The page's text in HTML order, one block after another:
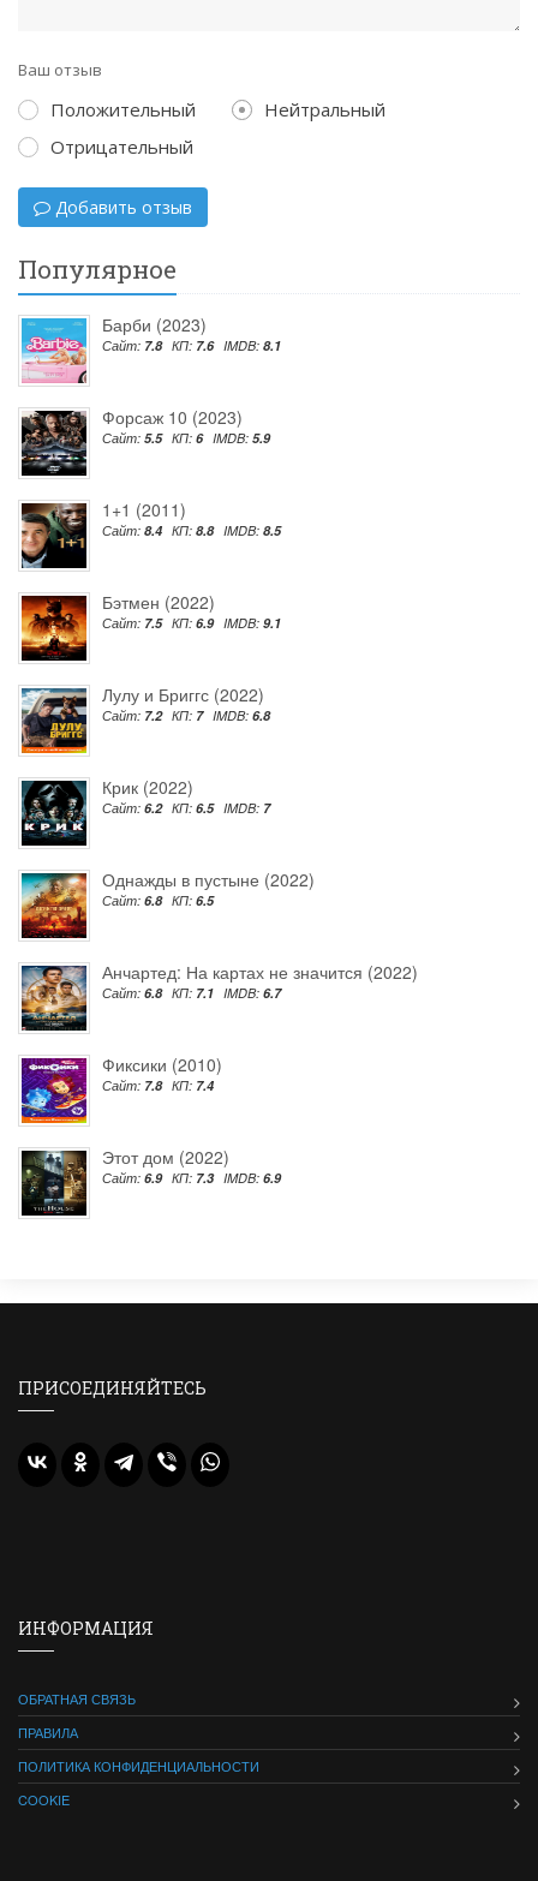
Ваш отзыв
Положительный
Нейтральный
Отрицательный
Добавить отзыв
Популярное
Барби (2023)
Сайт: 7.8 КП: 7.6 IMDB: 8.1
Форсаж 10 (2023)
Сайт: 5.5 КП: 6 IMDB: 5.9
1+1 (2011)
Сайт: 8.4 КП: 8.8 IMDB: 8.5
Бэтмен (2022)
Сайт: 7.5 КП: 6.9 IMDB: 9.1
Лулу и Бриггс (2022)
Сайт: 7.2 КП: 7 IMDB: 6.8
Крик (2022)
Сайт: 6.2 КП: 6.5 IMDB: 7
Однажды в пустыне (2022)
Сайт: 6.8 КП: 6.5
Анчартед: На картах не значится (2022)
Сайт: 6.8 КП: 7.1 IMDB: 6.7
Фиксики (2010)
Сайт: 7.8 КП: 7.4
Этот дом (2022)
Сайт: 6.9 КП: 7.3 IMDB: 6.9
ПРИСОЕДИНЯЙТЕСЬ
ИНФОРМАЦИЯ
ОБРАТНАЯ СВЯЗЬ
ПРАВИЛА
ПОЛИТИКА КОНФИДЕНЦИАЛЬНОСТИ
COOKIE